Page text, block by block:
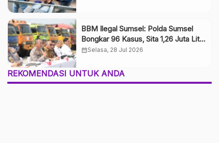
BBM Ilegal Sumsel: Polda Sumsel
Bongkar 96 Kasus, Sita 1,26 Juta Liter
dan Dorong Legalisasi Sumur Rakyat
calendar_monthSelasa, 28 Jul 2026
REKOMENDASI UNTUK ANDA